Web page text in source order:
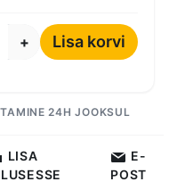
+ Lisa korvi
24H JOOKSUL
LISA
E-
POST